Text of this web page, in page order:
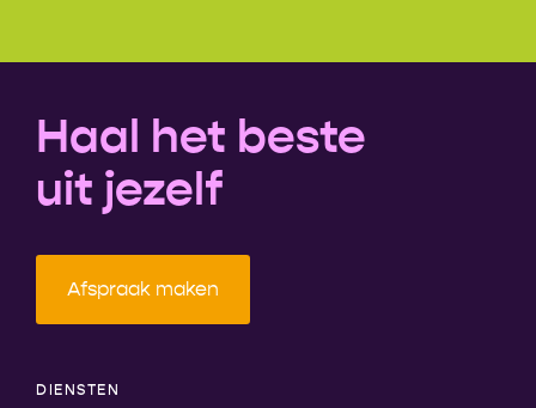
Haal het beste
uit jezelf
Afspraak maken
DIENSTEN